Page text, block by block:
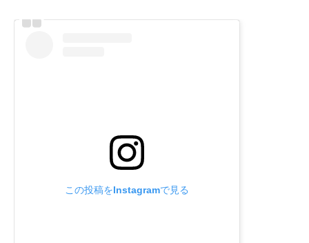
この投稿をInstagramで見る